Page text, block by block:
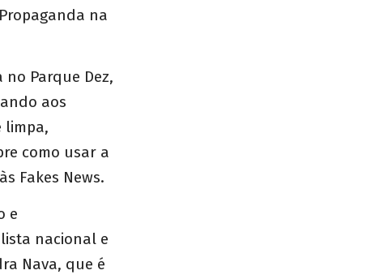
na
Parque Dez,
aos
limpa,
como usar a
Fakes News.
e
nacional e
Nava, que é